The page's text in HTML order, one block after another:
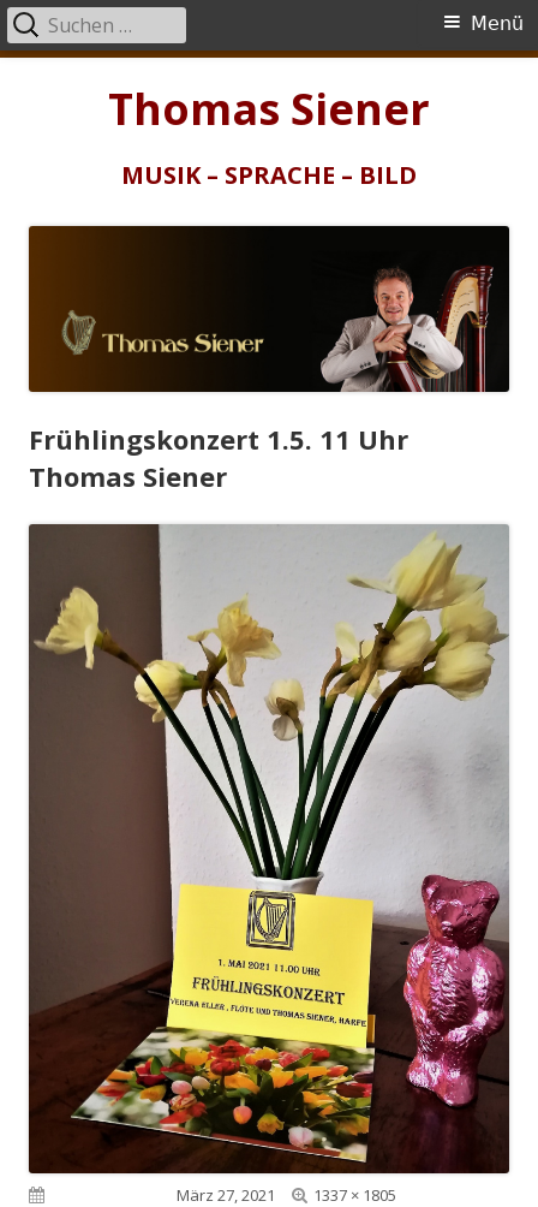
Thomas Siener
MUSIK – SPRACHE – BILD
Primäres
Menü
Suchen
nach:
Frühlingskonzert 1.5. 11 Uhr
Thomas Siener
Veröffentlicht amMärz 27, 2021
Volle
1337 × 1805